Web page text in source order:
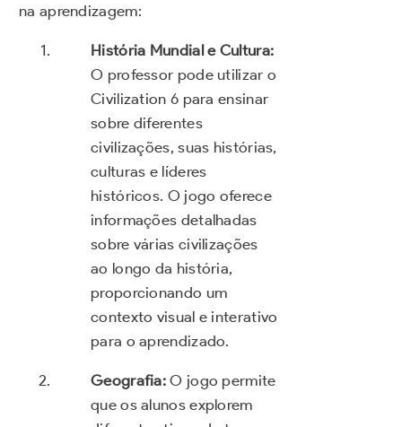
na aprendizagem:
História Mundial e Cultura:
O professor pode utilizar o
Civilization 6 para ensinar
sobre diferentes
civilizações, suas histórias,
culturas e líderes
históricos. O jogo oferece
informações detalhadas
sobre várias civilizações
ao longo da história,
proporcionando um
contexto visual e interativo
para o aprendizado.
Geografia: O jogo permite
que os alunos explorem